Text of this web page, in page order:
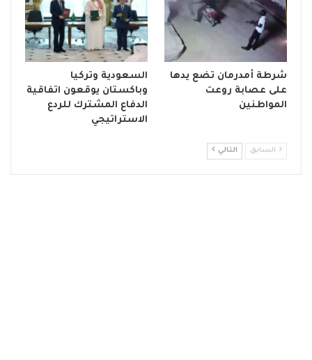
شرطة أمدرمان تضع يدها
على عصابة روعت
المواطنين
السعودية وتركيا
وباكستان يوقعون اتفاقية
الدفاع المشترك للردع
الاستراتيجي
السابق التالي